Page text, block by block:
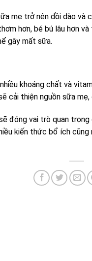
mẹ trở nên dồi dào
hơn, bé bú lâu hơn
gây mất sữa.
khoáng chất và
cải thiện nguồn sữa
đóng vai trò quan
kiến thức bổ ích